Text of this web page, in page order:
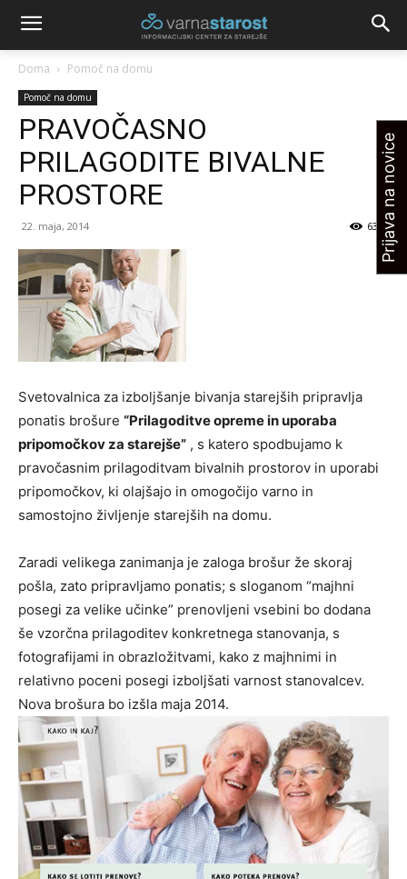
Doma Pomoč na domu
Pomoč na domu
PRAVOČASNO
PRILAGODITE BIVALNE
PROSTORE
22. maja, 2014 6328
Svetovalnica za izboljšanje bivanja starejših pripravlja
ponatis brošure “Prilagoditve opreme in uporaba
pripomočkov za starejše” , s katero spodbujamo k
pravočasnim prilagoditvam bivalnih prostorov in uporabi
pripomočkov, ki olajšajo in omogočijo varno in
samostojno življenje starejših na domu.
Zaradi velikega zanimanja je zaloga brošur že skoraj
pošla, zato pripravljamo ponatis; s sloganom “majhni
posegi za velike učinke” prenovljeni vsebini bo dodana
še vzorčna prilagoditev konkretnega stanovanja, s
fotografijami in obrazložitvami, kako z majhnimi in
relativno poceni posegi izboljšati varnost stanovalcev.
Nova brošura bo izšla maja 2014.
Prijava na novice